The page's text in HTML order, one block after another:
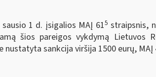
1 d. įsigalios MAĮ 615 straipsnis,
šios pareigos vykdymą Lietuvos
nustatyta sankcija viršija 1500 eurų, MAĮ